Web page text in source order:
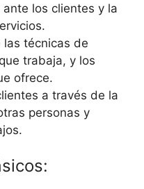
los clientes y la
las técnicas de
trabaja, y los
ofrece.
a través de la
personas y